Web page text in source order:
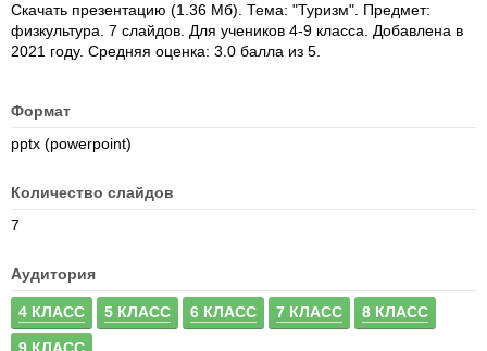
Скачать презентацию (1.36 Мб). Тема: "Туризм". Предмет:
физкультура. 7 слайдов. Для учеников 4-9 класса. Добавлена в
2021 году. Средняя оценка: 3.0 балла из 5.
Формат
pptx (powerpoint)
Количество слайдов
7
Аудитория
4 КЛАСС 5 КЛАСС 6 КЛАСС 7 КЛАСС 8 КЛАСС